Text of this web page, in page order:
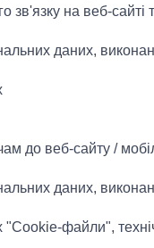
зв'язку на веб-
даних,
до веб-сайту /
даних,
"Cookie-файли",